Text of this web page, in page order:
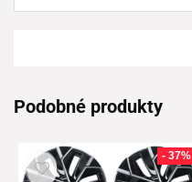
Podobné produkty
- 37%